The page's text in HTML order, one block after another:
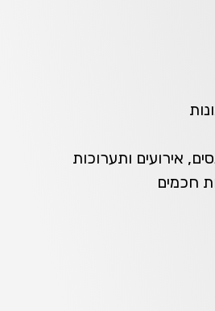
אירועים ותערוכות
חכמים